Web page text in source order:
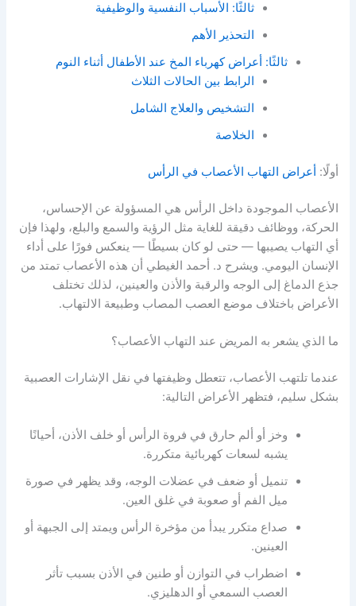
ثالثًا: الأسباب النفسية والوظيفية
التحذير الأهم
ثالثًا: أعراض كهرباء المخ عند الأطفال أثناء النوم
الرابط بين الحالات الثلاث
التشخيص والعلاج الشامل
الخلاصة
أولًا: أعراض التهاب الأعصاب في الرأس
الأعصاب الموجودة داخل الرأس هي المسؤولة عن الإحساس،
الحركة، ووظائف دقيقة للغاية مثل الرؤية والسمع والبلع، ولهذا فإن
أي التهاب يصيبها — حتى لو كان بسيطًا — ينعكس فورًا على أداء
الإنسان اليومي. ويشرح د. أحمد الغيطي أن هذه الأعصاب تمتد من
جذع الدماغ إلى الوجه والرقبة والأذن والعينين، لذلك تختلف
الأعراض باختلاف موضع العصب المصاب وطبيعة الالتهاب.
ما الذي يشعر به المريض عند التهاب الأعصاب؟
عندما تلتهب الأعصاب، تتعطل وظيفتها في نقل الإشارات العصبية
بشكل سليم، فتظهر الأعراض التالية:
وخز أو ألم حارق في فروة الرأس أو خلف الأذن، أحيانًا
يشبه لسعات كهربائية متكررة.
تنميل أو ضعف في عضلات الوجه، وقد يظهر في صورة
ميل الفم أو صعوبة في غلق العين.
صداع متكرر يبدأ من مؤخرة الرأس ويمتد إلى الجبهة أو
العينين.
اضطراب في التوازن أو طنين في الأذن بسبب تأثر
العصب السمعي أو الدهليزي.